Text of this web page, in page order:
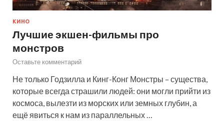
КИНО
Лучшие экшен-фильмы про
монстров
Оставьте комментарий
Не только Годзилла и Кинг-Конг Монстры – существа,
которые всегда страшили людей: они могли прийти из
космоса, вылезти из морских или земных глубин, а
ещё явиться к нам из параллельных …